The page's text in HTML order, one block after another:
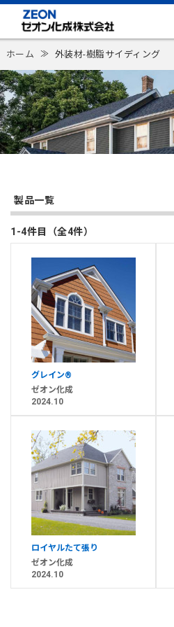
ホーム ≫ 外装材-樹脂サイディング
製品一覧
1-4件目（全4件）
グレイン®
ゼオン化成
2024.10
ロイヤルたて張り
ゼオン化成
2024.10